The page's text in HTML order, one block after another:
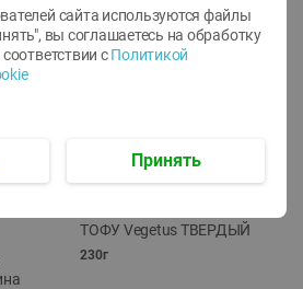
ТОФУ Vegetus ТВЕРДЫЙ
230г
сайта используются файлы
вы соглашаетесь на обработку
с Политикой
Принять